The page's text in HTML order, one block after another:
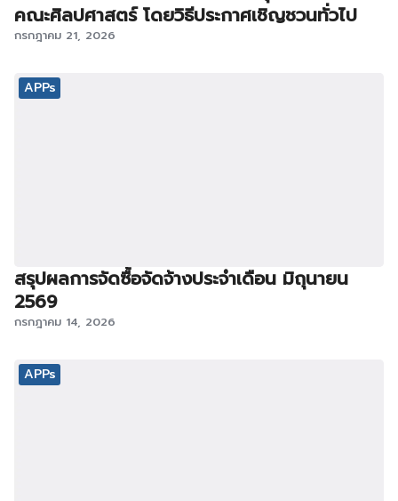
คณะศิลปศาสตร์ โดยวิธีประกาศเชิญชวนทั่วไป
กรกฎาคม 21, 2026
APPs
สรุปผลการจัดซื้อจัดจ้างประจำเดือน มิถุนายน
2569
กรกฎาคม 14, 2026
APPs